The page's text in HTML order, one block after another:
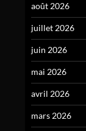
août 2026
juillet 2026
juin 2026
mai 2026
avril 2026
mars 2026